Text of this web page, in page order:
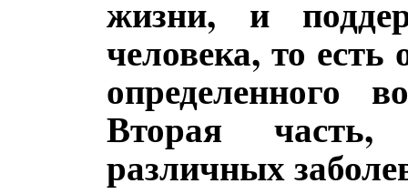
жизни, и
человека, то есть
определенного
Вторая часть,
различных